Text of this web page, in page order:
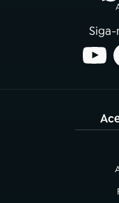
Siga-